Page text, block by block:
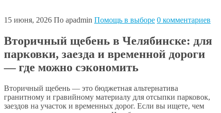
15 июня, 2026 По apadmin Помощь в выборе 0 комментариев
Вторичный щебень в Челябинске: для
парковки, заезда и временной дороги
— где можно сэкономить
Вторичный щебень — это бюджетная альтернатива
гранитному и гравийному материалу для отсыпки парковок,
заездов на участок и временных дорог. Если вы ищете, чем